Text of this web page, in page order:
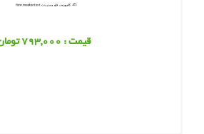
قیمت : 793,000 تومان